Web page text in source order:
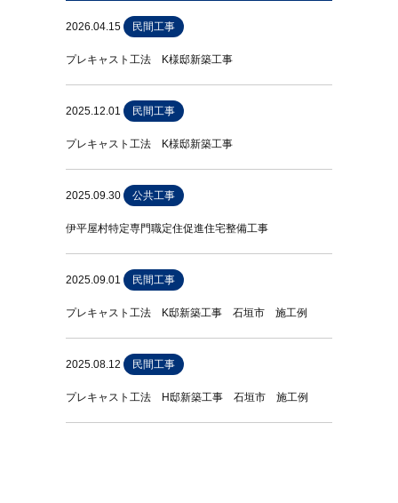
2026.04.15 民間工事
プレキャスト工法 K様邸新築工事
2025.12.01 民間工事
プレキャスト工法 K様邸新築工事
2025.09.30 公共工事
伊平屋村特定専門職定住促進住宅整備工事
2025.09.01 民間工事
プレキャスト工法 K邸新築工事 石垣市 施工例
2025.08.12 民間工事
プレキャスト工法 H邸新築工事 石垣市 施工例